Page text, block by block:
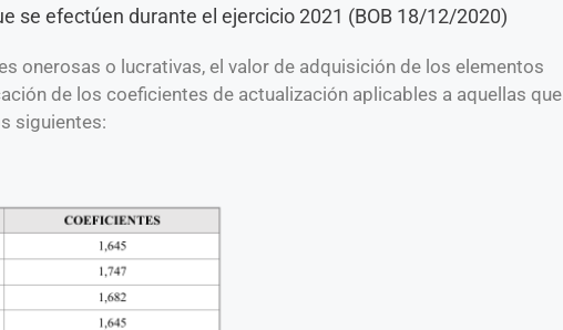
se efectúen durante el ejercicio 2021 (BOB 18/12/2020)
onerosas o lucrativas, el valor de adquisición de los elementos
de los coeficientes de actualización aplicables a aquellas que
siguientes: